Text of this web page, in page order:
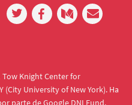
Knight Center for
University of New York). Ha
parte de Google DNI Fund.